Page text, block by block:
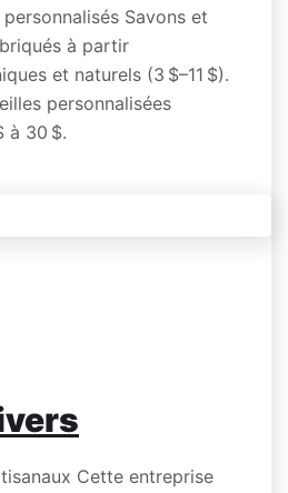
Savons et
à partir
et naturels (3 $–11 $).
personnalisées
à 30 $.
Cette entreprise